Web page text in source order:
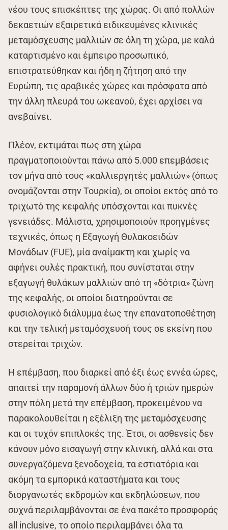
νέου τους επισκέπτες της χώρας. Οι από πολλών
δεκαετιών εξαιρετικά ειδικευμένες κλινικές
μεταμόσχευσης μαλλιών σε όλη τη χώρα, με καλά
καταρτισμένο και έμπειρο προσωπικό,
επιστρατεύθηκαν και ήδη η ζήτηση από την
Ευρώπη, τις αραβικές χώρες και πρόσφατα από
την άλλη πλευρά του ωκεανού, έχει αρχίσει να
ανεβαίνει.
Πλέον, εκτιμάται πως στη χώρα
πραγματοποιούνται πάνω από 5.000 επεμβάσεις
τον μήνα από τους «καλλιεργητές μαλλιών» (όπως
ονομάζονται στην Τουρκία), οι οποίοι εκτός από το
τριχωτό της κεφαλής υπόσχονται και πυκνές
γενειάδες. Μάλιστα, χρησιμοποιούν προηγμένες
τεχνικές, όπως η Εξαγωγή Θυλακοειδών
Μονάδων (FUE), μία αναίμακτη και χωρίς να
αφήνει ουλές πρακτική, που συνίσταται στην
εξαγωγή θυλάκων μαλλιών από τη «δότρια» ζώνη
της κεφαλής, οι οποίοι διατηρούνται σε
φυσιολογικό διάλυμμα έως την επανατοποθέτηση
και την τελική μεταμόσχευσή τους σε εκείνη που
στερείται τριχών.
Η επέμβαση, που διαρκεί από έξι έως εννέα ώρες,
απαιτεί την παραμονή άλλων δύο ή τριών ημερών
στην πόλη μετά την επέμβαση, προκειμένου να
παρακολουθείται η εξέλιξη της μεταμόσχευσης
και οι τυχόν επιπλοκές της. Έτσι, οι ασθενείς δεν
κάνουν μόνο εισαγωγή στην κλινική, αλλά και στα
συνεργαζόμενα ξενοδοχεία, τα εστιατόρια και
ακόμη τα εμπορικά καταστήματα και τους
διοργανωτές εκδρομών και εκδηλώσεων, που
συχνά περιλαμβάνονται σε ένα πακέτο προσφοράς
all inclusive, το οποίο περιλαμβάνει όλα τα